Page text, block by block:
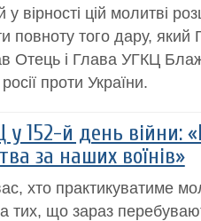
вірності цій молитві
повноту того дару, який
Отець і Глава УГКЦ
проти України.
у 152-й день війни:
за наших воїнів»
хто практикуватиме
тих, що зараз